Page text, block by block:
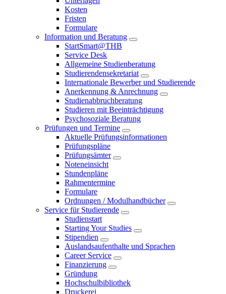
Kosten
Fristen
Formulare
Information und Beratung
StartSmart@THB
Service Desk
Allgemeine Studienberatung
Studierendensekretariat
Internationale Bewerber und Studierende
Anerkennung & Anrechnung
Studienabbruchberatung
Studieren mit Beeinträchtigung
Psychosoziale Beratung
Prüfungen und Termine
Aktuelle Prüfungsinformationen
Prüfungspläne
Prüfungsämter
Noteneinsicht
Stundenpläne
Rahmentermine
Formulare
Ordnungen / Modulhandbücher
Service für Studierende
Studienstart
Starting Your Studies
Stipendien
Auslandsaufenthalte und Sprachen
Career Service
Finanzierung
Gründung
Hochschulbibliothek
Druckerei